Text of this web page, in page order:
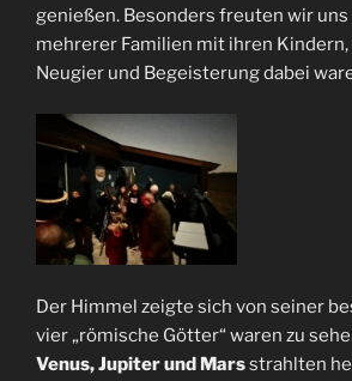
genießen. Besonders freuten wir uns
mehrerer Familien mit ihren
Neugier und Begeisterung dabei
Der Himmel zeigte sich von seiner
vier „römische Götter“ waren zu
Venus, Jupiter und Marsstrahlten